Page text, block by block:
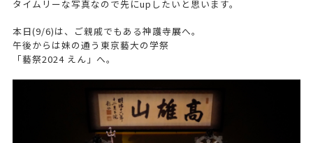
タイムリーな写真なので先にupしたいと思います。
本日(9/6)は、ご親戚でもある神護寺展へ。
午後からは妹の通う東京藝大の学祭
「藝祭2024 えん」へ。